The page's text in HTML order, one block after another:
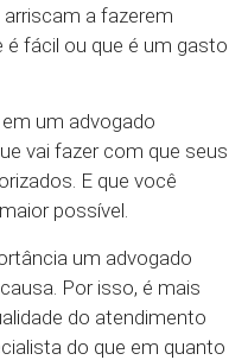
a fazerem
é fácil ou que é um gasto
um advogado
vai fazer com que seus
E que você
possível.
um advogado
Por isso, é mais
do atendimento
do que em quanto